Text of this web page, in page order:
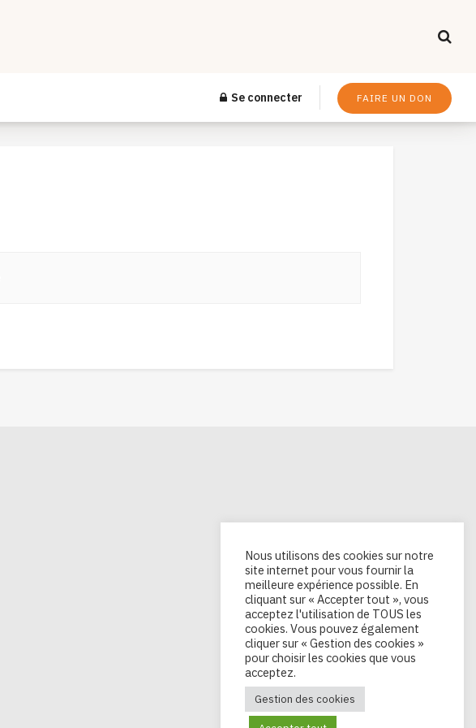
Se connecter FAIRE UN DON
Nous utilisons des cookies sur notre
site internet pour vous fournir la
meilleure expérience possible. En
cliquant sur « Accepter tout », vous
acceptez l'utilisation de TOUS les
cookies. Vous pouvez également
cliquer sur « Gestion des cookies »
pour choisir les cookies que vous
acceptez.
Gestion des cookies